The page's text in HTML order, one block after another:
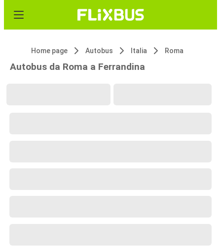
Home page Autobus Italia Roma
Autobus da Roma a Ferrandina